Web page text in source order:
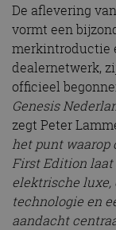
De aflevering
vormt een
merkintroductie
dealernetwerk,
officieel
Genesis
zegt Peter
het punt waarop
First Edition laat
elektrische luxe,
technologie en
aandacht